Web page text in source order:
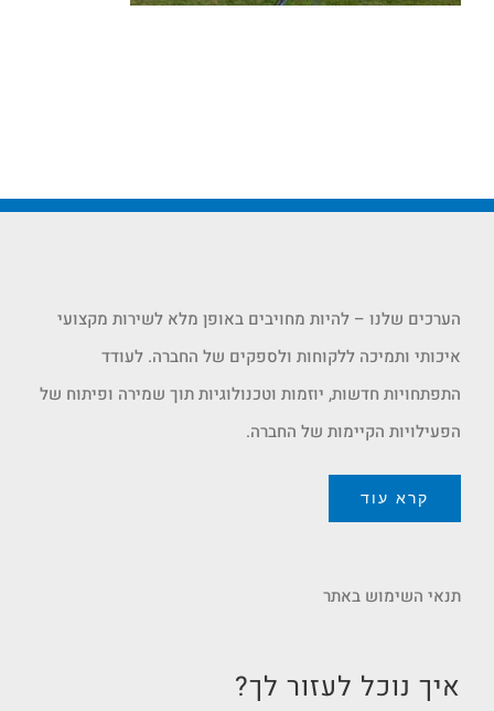
הערכים שלנו – להיות מחויבים באופן מלא לשירות מקצועי
איכותי ותמיכה ללקוחות ולספקים של החברה. לעודד
התפתחויות חדשות, יוזמות וטכנולוגיות תוך שמירה ופיתוח של
הפעילויות הקיימות של החברה.
קרא עוד
תנאי השימוש באתר
איך נוכל לעזור לך?